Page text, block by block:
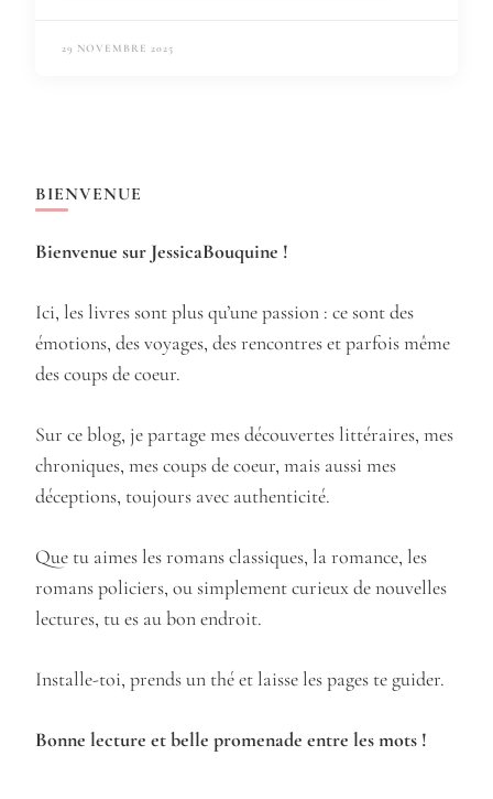
29 NOVEMBRE 2025
BIENVENUE
Bienvenue sur JessicaBouquine !
Ici, les livres sont plus qu’une passion : ce sont des
émotions, des voyages, des rencontres et parfois même
des coups de coeur.
Sur ce blog, je partage mes découvertes littéraires, mes
chroniques, mes coups de coeur, mais aussi mes
déceptions, toujours avec authenticité.
Que tu aimes les romans classiques, la romance, les
romans policiers, ou simplement curieux de nouvelles
lectures, tu es au bon endroit.
Installe-toi, prends un thé et laisse les pages te guider.
Bonne lecture et belle promenade entre les mots !